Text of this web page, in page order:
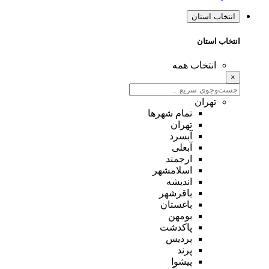
استان
استان
انتخاب همه
تمام شهر‌ها
اسلامشهر
باقرشهر
باغستان
پاکدشت